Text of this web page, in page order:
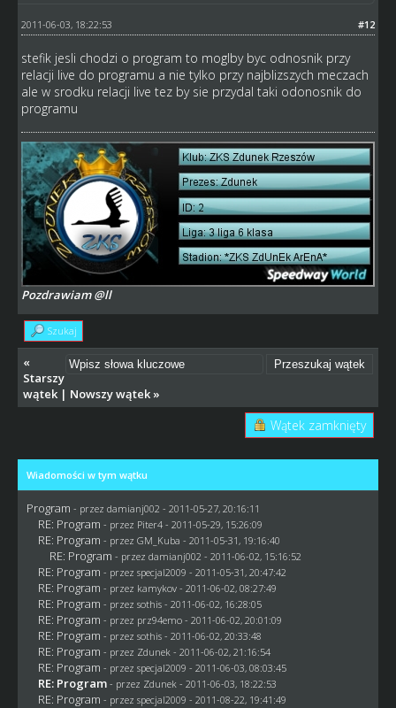
#12
2011-06-03, 18:22:53
stefik jesli chodzi o program to moglby byc odnosnik przy
relacji live do programu a nie tylko przy najblizszych meczach
ale w srodku relacji live tez by sie przydal taki odonosnik do
programu
Pozdrawiam @ll
Szukaj
«
Starszy
wątek| Nowszy wątek»
Wątek zamknięty
Wiadomości w tym wątku
Program - przez damianj002 - 2011-05-27, 20:16:11
RE: Program - przez Piter4- 2011-05-29, 15:26:09
RE: Program - przez GM_Kuba - 2011-05-31, 19:16:40
RE: Program - przez damianj002 - 2011-06-02, 15:16:52
RE: Program - przez specjal2009 - 2011-05-31, 20:47:42
RE: Program - przez kamykov- 2011-06-02, 08:27:49
RE: Program - przez sothis- 2011-06-02, 16:28:05
RE: Program - przez prz94emo- 2011-06-02, 20:01:09
RE: Program - przez sothis- 2011-06-02, 20:33:48
RE: Program - przez Zdunek - 2011-06-02, 21:16:54
RE: Program - przez specjal2009 - 2011-06-03, 08:03:45
RE: Program - przez Zdunek - 2011-06-03, 18:22:53
RE: Program - przez specjal2009 - 2011-08-22, 19:41:49